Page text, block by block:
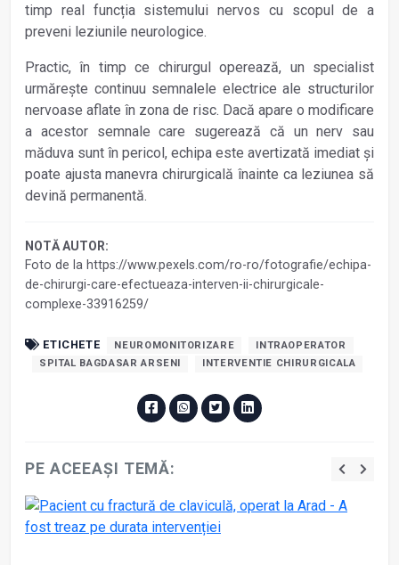
timp real funcția sistemului nervos cu scopul de a
preveni leziunile neurologice.
Practic, în timp ce chirurgul operează, un specialist
urmărește continuu semnalele electrice ale structurilor
nervoase aflate în zona de risc. Dacă apare o modificare
a acestor semnale care sugerează că un nerv sau
măduva sunt în pericol, echipa este avertizată imediat și
poate ajusta manevra chirurgicală înainte ca leziunea să
devină permanentă.
NOTĂ AUTOR:
Foto de la https://www.pexels.com/ro-ro/fotografie/echipa-
de-chirurgi-care-efectueaza-interven-ii-chirurgicale-
complexe-33916259/
ETICHETE NEUROMONITORIZARE
INTRAOPERATOR
SPITAL BAGDASAR ARSENI
INTERVENTIE CHIRURGICALA
PE ACEEAȘI TEMĂ: